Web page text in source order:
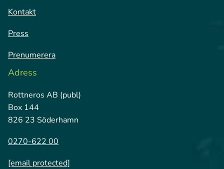
Kontakt
Press
Prenumerera
Adress
Rottneros AB (publ)
Box 144
826 23 Söderhamn
0270-622 00
[email protected]